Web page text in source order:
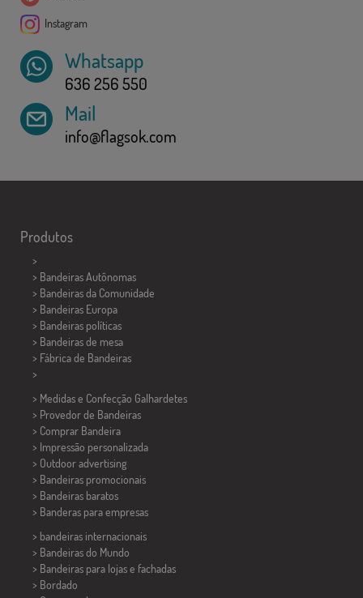
Instagram
Whatsapp
636 256 550
Mail
info@flagsok.com
Produtos
>
> Bandeiras Autônomas
> Bandeiras da Comunidade
> Bandeiras Europa
> Bandeiras políticas
> Bandeiras de mesa
> Fábrica de Bandeiras
>
> Medidas e Confecção Galhardetes
> Provedor de Bandeiras
> Comprar Bandeira
> Impressão personalizada
> Outdoor advertising
> Bandeiras promocionais
> Bandeiras baratos
> Banderas para empresas
> bandeiras internacionais
> Bandeiras do Mundo
> Bandeiras para lojas e fachadas
> Bordado